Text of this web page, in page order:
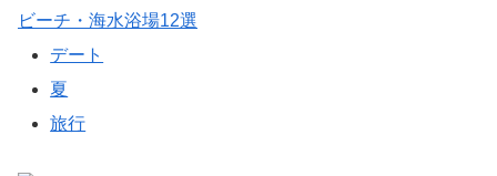
ビーチ・海水浴場12選
デート
夏
旅行